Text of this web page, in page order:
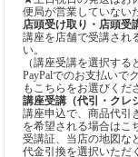
便局が営業していない
店頭受け取り・店頭受
講座を店舗で受講され
い。
（講座受講を選択する
PayPalでのお支払いで
もこちらをお選びくだ
講座受講（代引・クレ
講座申込で、商品代引
を希望される場合はこ
受講証、当店の地図な
代金引換を選択いただ